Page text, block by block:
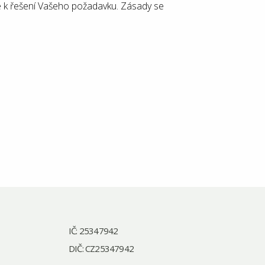
řešení Vašeho požadavku. Zásady se
IČ: 25347942
DIČ: CZ25347942